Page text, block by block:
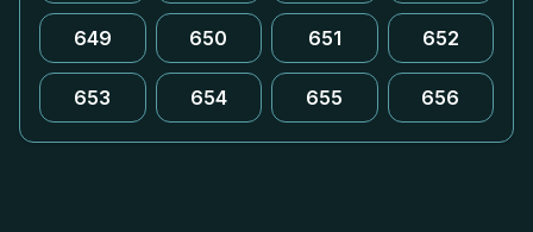
649 650 651 652
653 654 655 656